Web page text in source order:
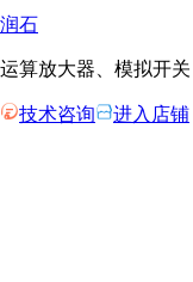
润石
运算放大器、模拟开关
技术咨询 进入店铺